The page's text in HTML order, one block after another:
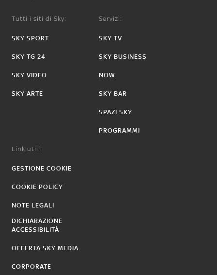
Tutti i siti di Sky:
SKY SPORT
SKY TG 24
SKY VIDEO
SKY ARTE
Servizi:
SKY TV
SKY BUSINESS
NOW
SKY BAR
SPAZI SKY
PROGRAMMI
Link utili:
GESTIONE COOKIE
COOKIE POLICY
NOTE LEGALI
DICHIARAZIONE
ACCESSIBILITÀ
OFFERTA SKY MEDIA
CORPORATE